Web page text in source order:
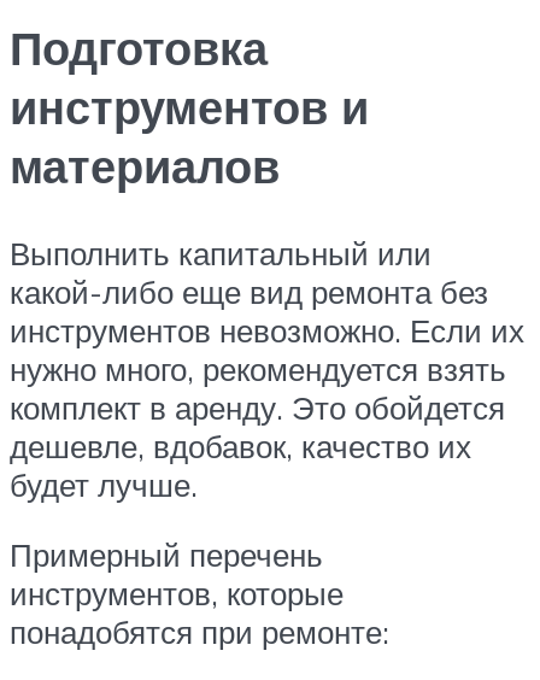
Подготовка
инструментов и
материалов
Выполнить капитальный или
какой-либо еще вид ремонта без
инструментов невозможно. Если их
нужно много, рекомендуется взять
комплект в аренду. Это обойдется
дешевле, вдобавок, качество их
будет лучше.
Примерный перечень
инструментов, которые
понадобятся при ремонте: